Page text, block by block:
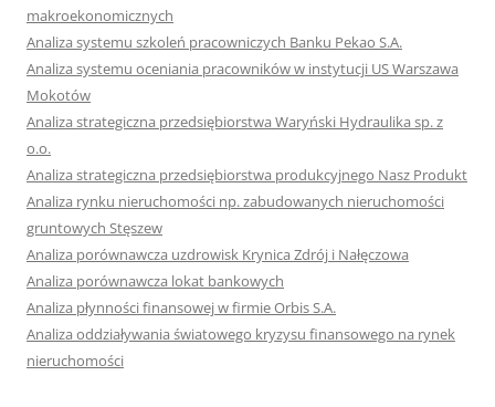
makroekonomicznych
Analiza systemu szkoleń pracowniczych Banku Pekao S.A.
Analiza systemu oceniania pracowników w instytucji US Warszawa
Mokotów
Analiza strategiczna przedsiębiorstwa Waryński Hydraulika sp. z
o.o.
Analiza strategiczna przedsiębiorstwa produkcyjnego Nasz Produkt
Analiza rynku nieruchomości np. zabudowanych nieruchomości
gruntowych Stęszew
Analiza porównawcza uzdrowisk Krynica Zdrój i Nałęczowa
Analiza porównawcza lokat bankowych
Analiza płynności finansowej w firmie Orbis S.A.
Analiza oddziaływania światowego kryzysu finansowego na rynek
nieruchomości